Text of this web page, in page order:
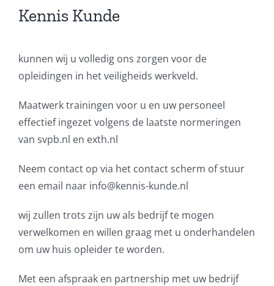
Kennis Kunde
kunnen wij u volledig ons zorgen voor de
opleidingen in het veiligheids werkveld.
Maatwerk trainingen voor u en uw personeel
effectief ingezet volgens de laatste normeringen
van svpb.nl en exth.nl
Neem contact op via het contact scherm of stuur
een email naar info@kennis-kunde.nl
wij zullen trots zijn uw als bedrijf te mogen
verwelkomen en willen graag met u onderhandelen
om uw huis opleider te worden.
Met een afspraak en partnership met uw bedrijf